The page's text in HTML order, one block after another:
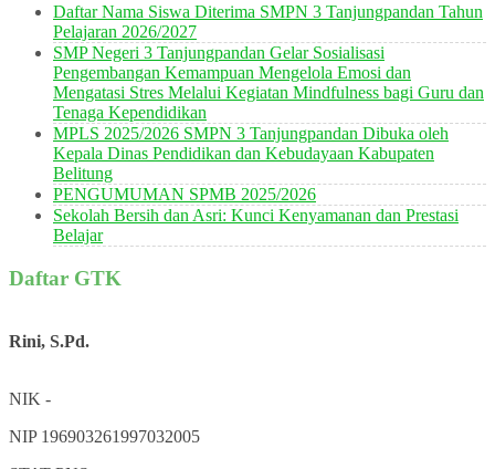
Daftar Nama Siswa Diterima SMPN 3 Tanjungpandan Tahun
Pelajaran 2026/2027
SMP Negeri 3 Tanjungpandan Gelar Sosialisasi
Pengembangan Kemampuan Mengelola Emosi dan
Mengatasi Stres Melalui Kegiatan Mindfulness bagi Guru dan
Tenaga Kependidikan
MPLS 2025/2026 SMPN 3 Tanjungpandan Dibuka oleh
Kepala Dinas Pendidikan dan Kebudayaan Kabupaten
Belitung
PENGUMUMAN SPMB 2025/2026
Sekolah Bersih dan Asri: Kunci Kenyamanan dan Prestasi
Belajar
Daftar GTK
Rini, S.Pd.
NIK -
NIP 196903261997032005